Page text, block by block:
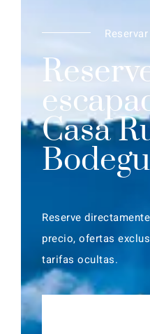
Reservar
Casa
Reserve
precio, ofertas
tarifas ocultas.